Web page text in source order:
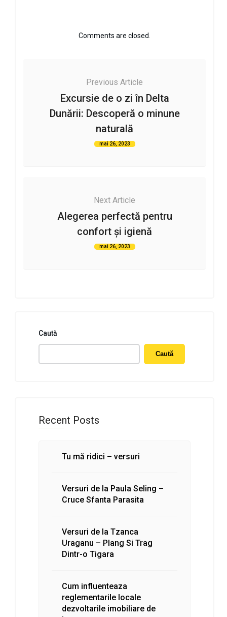
Comments are closed.
Previous Article
Excursie de o zi în Delta
Dunării: Descoperă o minune
naturală
mai 26, 2023
Next Article
Alegerea perfectă pentru
confort și igienă
mai 26, 2023
Caută
Caută
Recent Posts
Tu mă ridici – versuri
Versuri de la Paula Seling –
Cruce Sfanta Parasita
Versuri de la Tzanca
Uraganu – Plang Si Trag
Dintr-o Tigara
Cum influenteaza
reglementarile locale
dezvoltarile imobiliare de